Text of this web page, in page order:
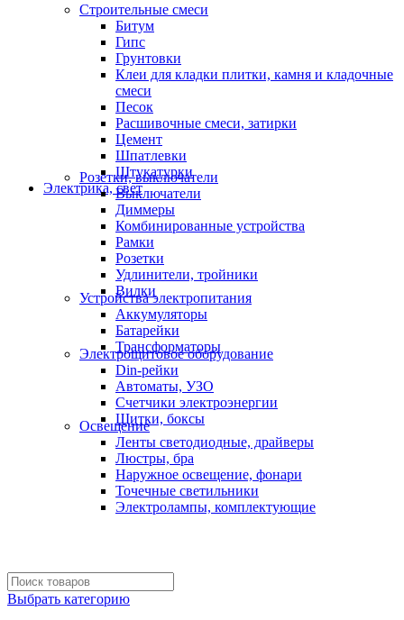
Строительные смеси
Битум
Гипс
Грунтовки
Клеи для кладки плитки, камня и кладочные
смеси
Песок
Расшивочные смеси, затирки
Цемент
Шпатлевки
Штукатурки
Электрика, свет
Розетки, выключатели
Выключатели
Диммеры
Комбинированные устройства
Рамки
Розетки
Удлинители, тройники
Вилки
Устройства электропитания
Аккумуляторы
Батарейки
Трансформаторы
Электрощитовое оборудование
Din-рейки
Автоматы, УЗО
Счетчики электроэнергии
Щитки, боксы
Освещение
Ленты светодиодные, драйверы
Люстры, бра
Наружное освещение, фонари
Точечные светильники
Электролампы, комплектующие
Выбрать категорию